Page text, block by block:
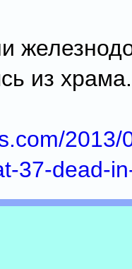
из храма.
2013/
37-dead-